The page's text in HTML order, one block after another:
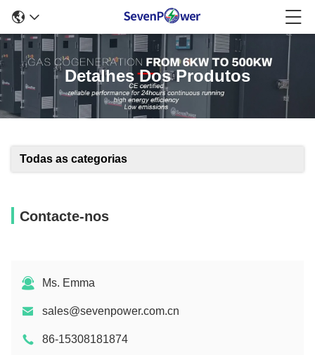
Detalhes Dos Produtos
Todas as categorias
Contacte-nos
Ms. Emma
sales@sevenpower.com.cn
86-15308181874